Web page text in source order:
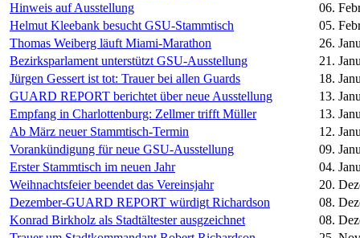
Hinweis auf Ausstellung
06.
Helmut Kleebank besucht GSU-Stammtisch
05.
Thomas Weiberg läuft Miami-Marathon
26.
Bezirksparlament unterstützt GSU-Ausstellung
21.
Jürgen Gessert ist tot: Trauer bei allen Guards
18.
GUARD REPORT berichtet über neue Ausstellung
13.
Empfang in Charlottenburg: Zellmer trifft Müller
13.
Ab März neuer Stammtisch-Termin
12.
Vorankündigung für neue GSU-Ausstellung
09.
Erster Stammtisch im neuen Jahr
04.
Weihnachtsfeier beendet das Vereinsjahr
20.
Dezember-GUARD REPORT würdigt Richardson
08.
Konrad Birkholz als Stadtältester ausgzeichnet
08.